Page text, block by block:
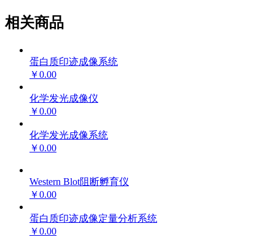
相关商品
蛋白质印迹成像系统
￥0.00
化学发光成像仪
￥0.00
化学发光成像系统
￥0.00
Western Blot阻断孵育仪
￥0.00
蛋白质印迹成像定量分析系统
￥0.00